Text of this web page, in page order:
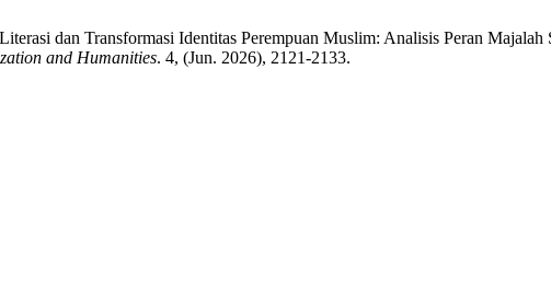
dan Transformasi Identitas Perempuan Muslim: Analisis Peran
and Humanities. 4, (Jun. 2026), 2121-2133.